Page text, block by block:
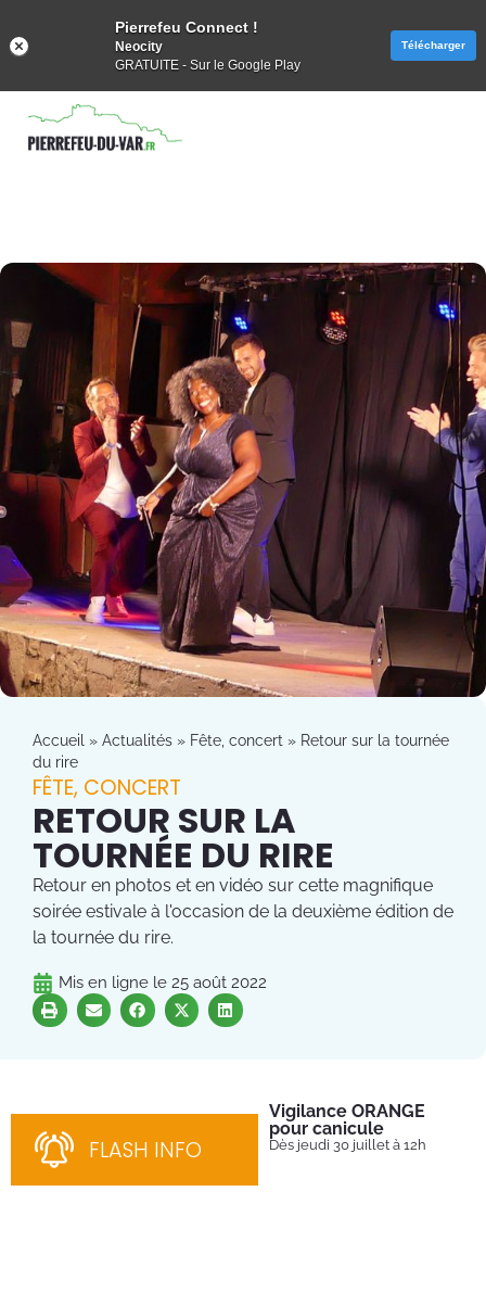
Accueil » Actualités » Fête, concert » Retour sur la tournée
du rire
FÊTE, CONCERT
RETOUR SUR LA
TOURNÉE DU RIRE
Retour en photos et en vidéo sur cette magnifique
soirée estivale à l'occasion de la deuxième édition de
la tournée du rire.
Mis en ligne le 25 août 2022
FLASH INFO
Vigilance ORANGE
pour canicule
Dès jeudi 30 juillet à 12h
Pierrefeu Connect !
Neocity
GRATUITE - Sur le Google Play
Télécharger